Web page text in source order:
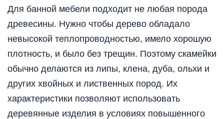
Для банной мебели подходит не любая порода
древесины. Нужно чтобы дерево обладало
невысокой теплопроводностью, имело хорошую
плотность, и было без трещин. Поэтому скамейки
обычно делаются из липы, клена, дуба, ольхи и
других хвойных и лиственных пород. Их
характеристики позволяют использовать
деревянные изделия в условиях повышенного